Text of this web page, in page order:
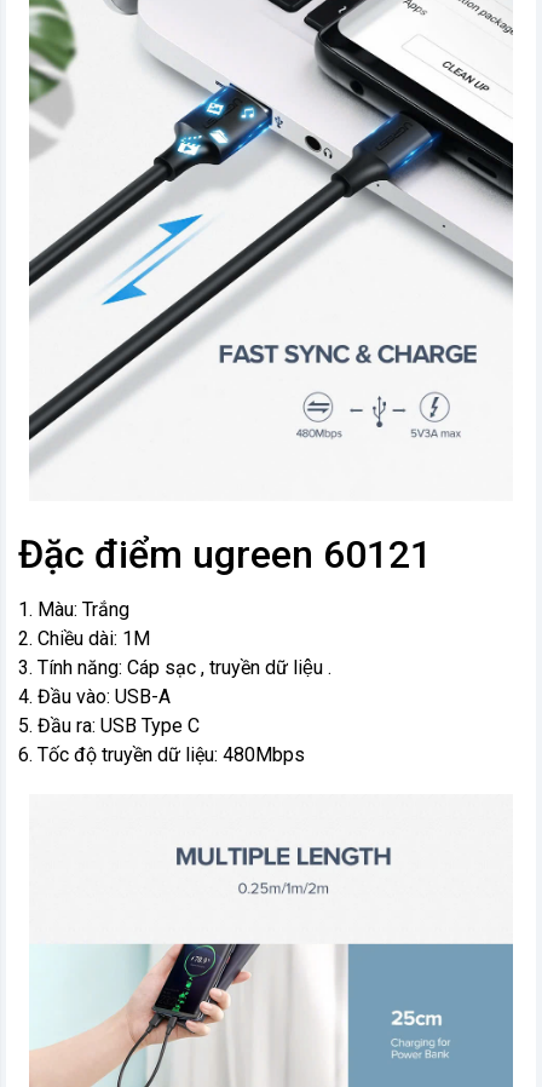
Đặc điểm ugreen 60121
1. Màu: Trắng
2. Chiều dài: 1M
3. Tính năng: Cáp sạc , truyền dữ liệu .
4. Đầu vào: USB-A
5. Đầu ra: USB Type C
6. Tốc độ truyền dữ liệu: 480Mbps